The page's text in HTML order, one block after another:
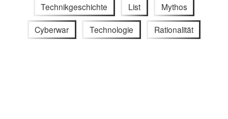
Technikgeschichte List Mythos
Cyberwar Technologie Rationalität